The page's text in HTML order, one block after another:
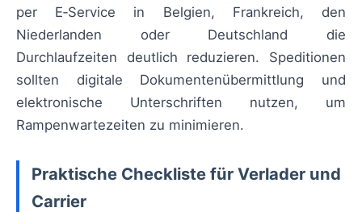
per E‑Service in Belgien, Frankreich, den
Niederlanden oder Deutschland die
Durchlaufzeiten deutlich reduzieren. Speditionen
sollten digitale Dokumentenübermittlung und
elektronische Unterschriften nutzen, um
Rampenwartezeiten zu minimieren.
Praktische Checkliste für Verlader und
Carrier